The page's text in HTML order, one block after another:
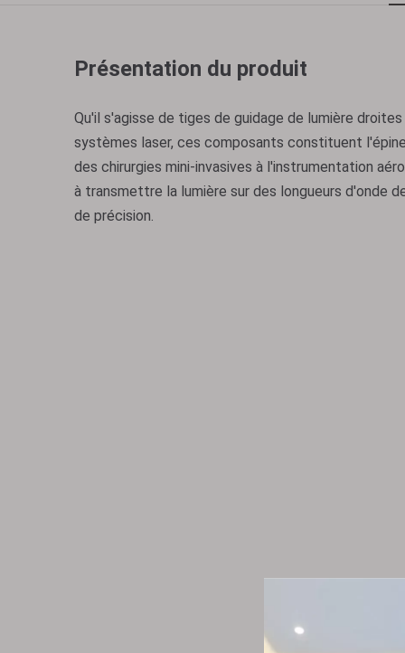
Présentation du produit
Qu'il s'agisse de tiges de guidage de lumière
systèmes laser, ces composants constituent
des chirurgies mini-invasives à l'instrumentation
à transmettre la lumière sur des longueurs d'onde
de précision.